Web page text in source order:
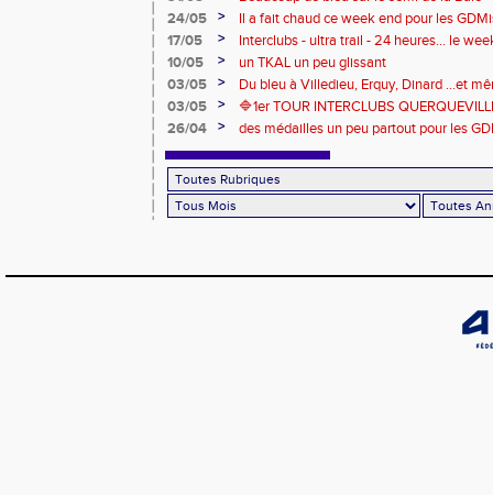
24/05
>
Il a fait chaud ce week end pour les
de compétitions
17/05 >
Interclubs - ultra trail - 24 heures... le
riche en émotions
10/05 >
un TKAL un peu glissant
03/05
>
Du bleu à Villedieu, Erquy, Dinard ...et
03/05
>
🔷️1er TOUR INTERCLUBS
26/04
>
des médailles un peu partout pour les